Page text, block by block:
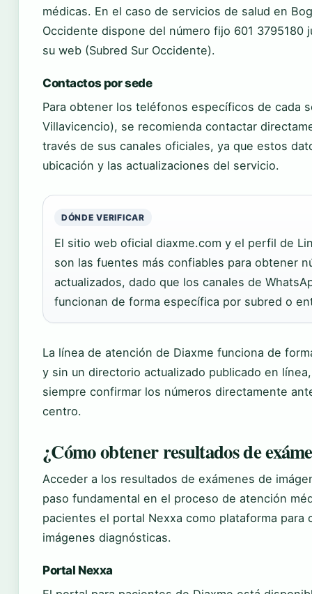
médicas. En el caso de servicios de salud en
Occidente dispone del número fijo 601 3795180
su web (Subred Sur Occidente).
Contactos por sede
Para obtener los teléfonos específicos de cada
Villavicencio), se recomienda contactar
través de sus canales oficiales, ya que estos
ubicación y las actualizaciones del servicio.
DÓNDE VERIFICAR
El sitio web oficial diaxme.com y el perfil de
son las fuentes más confiables para obtener
actualizados, dado que los canales de
funcionan de forma específica por subred o
La línea de atención de Diaxme funciona de
y sin un directorio actualizado publicado en
siempre confirmar los números directamente
centro.
¿Cómo obtener resultados de
Acceder a los resultados de exámenes de
paso fundamental en el proceso de atención
pacientes el portal Nexxa como plataforma para
imágenes diagnósticas.
Portal Nexxa